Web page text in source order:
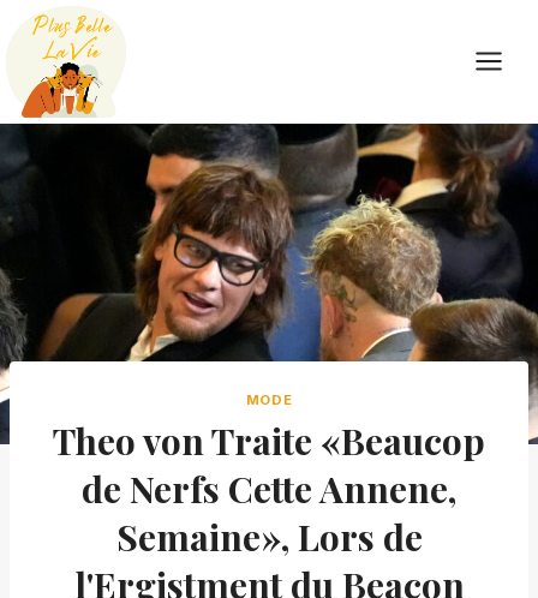
Skip
content
MODE
Theo von Traite «Beaucop
de Nerfs Cette Annene,
Semaine», Lors de
l'Ergistment du Beacon